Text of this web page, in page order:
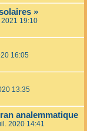
»
19:10
16:05
13:35
analemmatique
2020 14:41